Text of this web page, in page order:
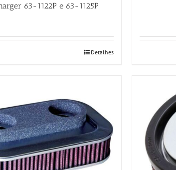
63-1122P e 63-1125P
Detalhes